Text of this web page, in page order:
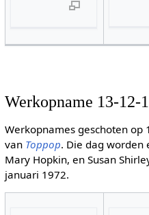
Werkopname 13-12-
Werkopnames geschoten op
van Toppop. Die dag worden
Mary Hopkin, en Susan
januari 1972.